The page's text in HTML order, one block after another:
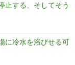
止する、そしてそう
に冷水を浴びせる可